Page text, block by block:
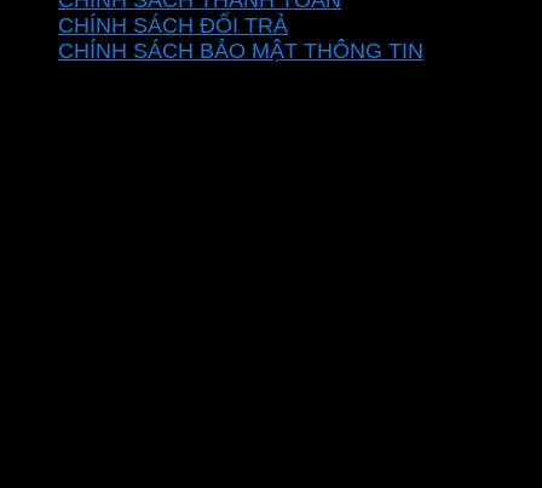
CHÍNH SÁCH ĐỔI TRẢ
CHÍNH SÁCH BẢO MẬT THÔNG TIN